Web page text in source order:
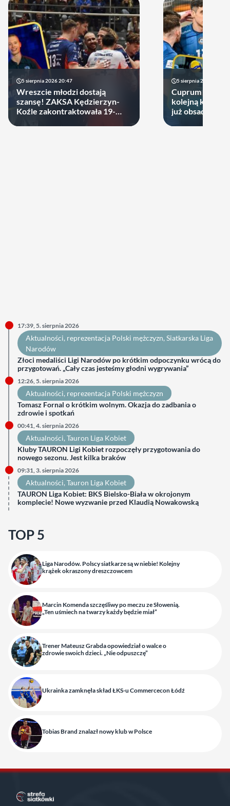
5 sierpnia 2026 20:47
Wreszcie młodzi dostają
szansę! ZAKSA Kędzierzyn-
Koźle zakontraktowała 19-
5 sierpnia 2026 14:44
Cuprum Stilon
kolejną kartę!
już obsadzona
17:39, 5. sierpnia 2026
Aktualności, reprezentacja Polski mężczyzn, Siatkarska Liga
Narodów
Złoci medaliści Ligi Narodów po krótkim odpoczynku wrócą do
przygotowań. „Cały czas jesteśmy głodni wygrywania”
12:26, 5. sierpnia 2026
Aktualności, reprezentacja Polski mężczyzn
Tomasz Fornal o krótkim wolnym. Okazja do zadbania o
zdrowie i spotkań
00:41, 4. sierpnia 2026
Aktualności, Tauron Liga Kobiet
Kluby TAURON Ligi Kobiet rozpoczęły przygotowania do
nowego sezonu. Jest kilka braków
09:31, 3. sierpnia 2026
Aktualności, Tauron Liga Kobiet
TAURON Liga Kobiet: BKS Bielsko-Biała w okrojonym
komplecie! Nowe wyzwanie przed Klaudią Nowakowską
TOP 5
Liga Narodów. Polscy siatkarze są w niebie! Kolejny
krążek okraszony dreszczowcem
Marcin Komenda szczęśliwy po meczu ze Słowenią.
„Ten uśmiech na twarzy każdy będzie miał”
Trener Mateusz Grabda opowiedział o walce o
zdrowie swoich dzieci. „Nie odpuszczę”
Ukrainka zamknęła skład ŁKS-u Commercecon Łódź
Tobias Brand znalazł nowy klub w Polsce